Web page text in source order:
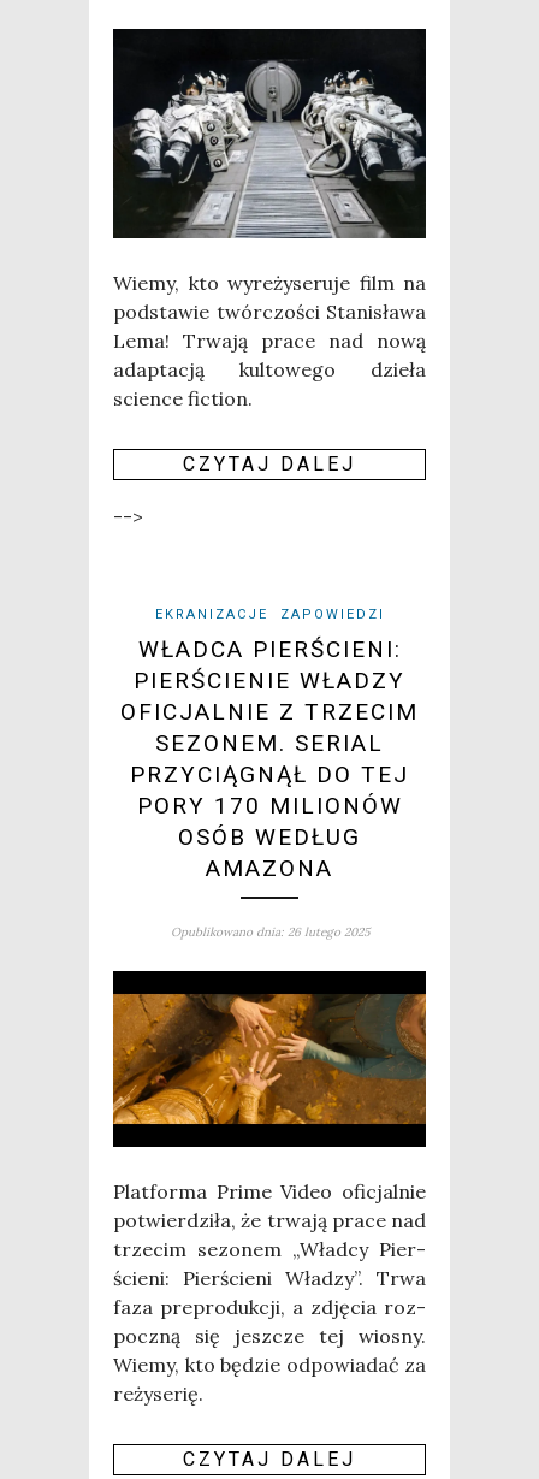
Wie­my, kto wyre­ży­se­ru­je film na
pod­sta­wie twór­czo­ści Sta­ni­sła­wa
Lema! Trwa­ją pra­ce nad nową
adap­ta­cją kul­to­we­go dzie­ła
scien­ce fiction.
CZY­TAJ DALEJ
-->
EKRANIZACJE ZAPOWIEDZI
WŁADCA PIERŚCIENI:
PIERŚCIENIE WŁADZY
OFICJALNIE Z TRZECIM
SEZONEM. SERIAL
PRZYCIĄGNĄŁ DO TEJ
PORY 170 MILIONÓW
OSÓB WEDŁUG
AMAZONA
Opublikowano dnia: 26 lutego 2025
Plat­for­ma Pri­me Video ofi­cjal­nie
potwier­dzi­ła, że trwa­ją pra­ce nad
trze­cim sezo­nem „Wład­cy Pier­
ście­ni: Pier­ście­ni Wła­dzy”. Trwa
faza pre­pro­duk­cji, a zdję­cia roz­
pocz­ną się jesz­cze tej wio­sny.
Wie­my, kto będzie odpo­wia­dać za
reżyserię.
CZY­TAJ DALEJ